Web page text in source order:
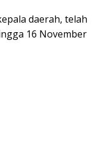
daerah, telah
16 November